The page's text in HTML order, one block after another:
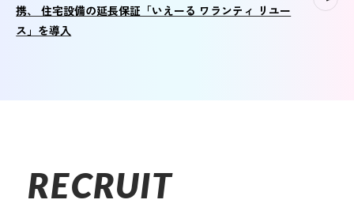
携、 住宅設備の延長保証「いえーる ワランティ リユー
ス」を導入
RECRUIT